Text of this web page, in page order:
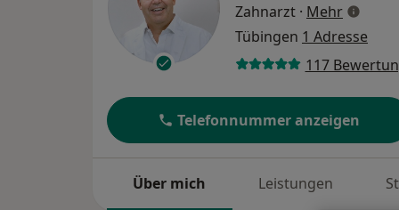
Zahnarzt · Mehrüber
Tübingen 1 Adresse
117
Telefonnummer anzeigen
Über mich Leistungen